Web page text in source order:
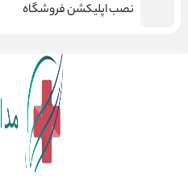
نصب اپلیکشن فروشگاه